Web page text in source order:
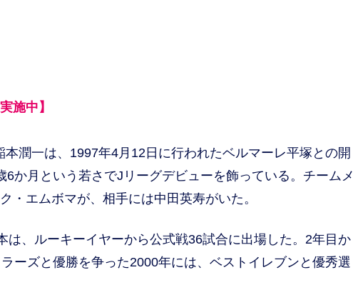
施中】
潤一は、1997年4月12日に行われたベルマーレ平塚との開
か月という若さでJリーグデビューを飾っている。チームメ
・エムボマが、相手には中田英寿がいた。
、ルーキーイヤーから公式戦36試合に出場した。2年目か
ーズと優勝を争った2000年には、ベストイレブンと優秀選